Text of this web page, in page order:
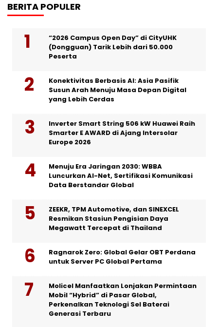
BERITA POPULER
“2026 Campus Open Day” di CityUHK
(Dongguan) Tarik Lebih dari 50.000
Peserta
Konektivitas Berbasis AI: Asia Pasifik
Susun Arah Menuju Masa Depan Digital
yang Lebih Cerdas
Inverter Smart String 506 kW Huawei Raih
Smarter E AWARD di Ajang Intersolar
Europe 2026
Menuju Era Jaringan 2030: WBBA
Luncurkan AI-Net, Sertifikasi Komunikasi
Data Berstandar Global
ZEEKR, TPM Automotive, dan SINEXCEL
Resmikan Stasiun Pengisian Daya
Megawatt Tercepat di Thailand
Ragnarok Zero: Global Gelar OBT Perdana
untuk Server PC Global Pertama
Molicel Manfaatkan Lonjakan Permintaan
Mobil “Hybrid” di Pasar Global,
Perkenalkan Teknologi Sel Baterai
Generasi Terbaru